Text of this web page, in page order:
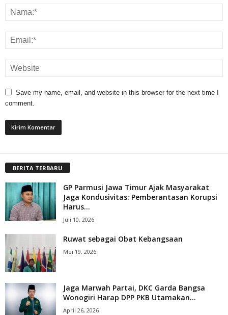
Save my name, email, and website in this browser for the next time I
comment.
BERITA TERBARU
GP Parmusi Jawa Timur Ajak Masyarakat
Jaga Kondusivitas: Pemberantasan Korupsi
Harus...
Juli 10, 2026
Ruwat sebagai Obat Kebangsaan
Mei 19, 2026
Jaga Marwah Partai, DKC Garda Bangsa
Wonogiri Harap DPP PKB Utamakan...
April 26, 2026